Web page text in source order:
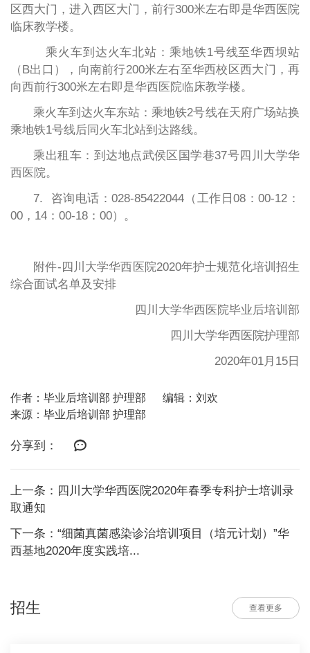
区西大门，进入西区大门，前行300米左右即是华西医院
临床教学楼。
乘火车到达火车北站：乘地铁1号线至华西坝站
（B出口），向南前行200米左右至华西校区西大门，再
向西前行300米左右即是华西医院临床教学楼。
乘火车到达火车东站：乘地铁2号线在天府广场站换
乘地铁1号线后同火车北站到达路线。
乘出租车：到达地点武侯区国学巷37号四川大学华
西医院。
7. 咨询电话：028-85422044（工作日08：00-12：
00，14：00-18：00）。
附件-四川大学华西医院2020年护士规范化培训招生
综合面试名单及安排
四川大学华西医院毕业后培训部
四川大学华西医院护理部
2020年01月15日
作者：毕业后培训部 护理部
编辑：刘欢
来源：毕业后培训部 护理部
分享到：
上一条：四川大学华西医院2020年春季专科护士培训录
取通知
下一条：“细菌真菌感染诊治培训项目（培元计划）”华
西基地2020年度实践培...
招生 查看更多